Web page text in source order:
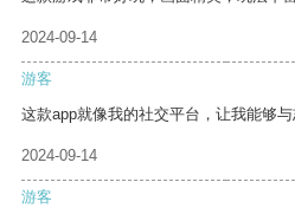
2024-09-14
游客
这款app就像我的社交平台，让我能够与
2024-09-14
游客